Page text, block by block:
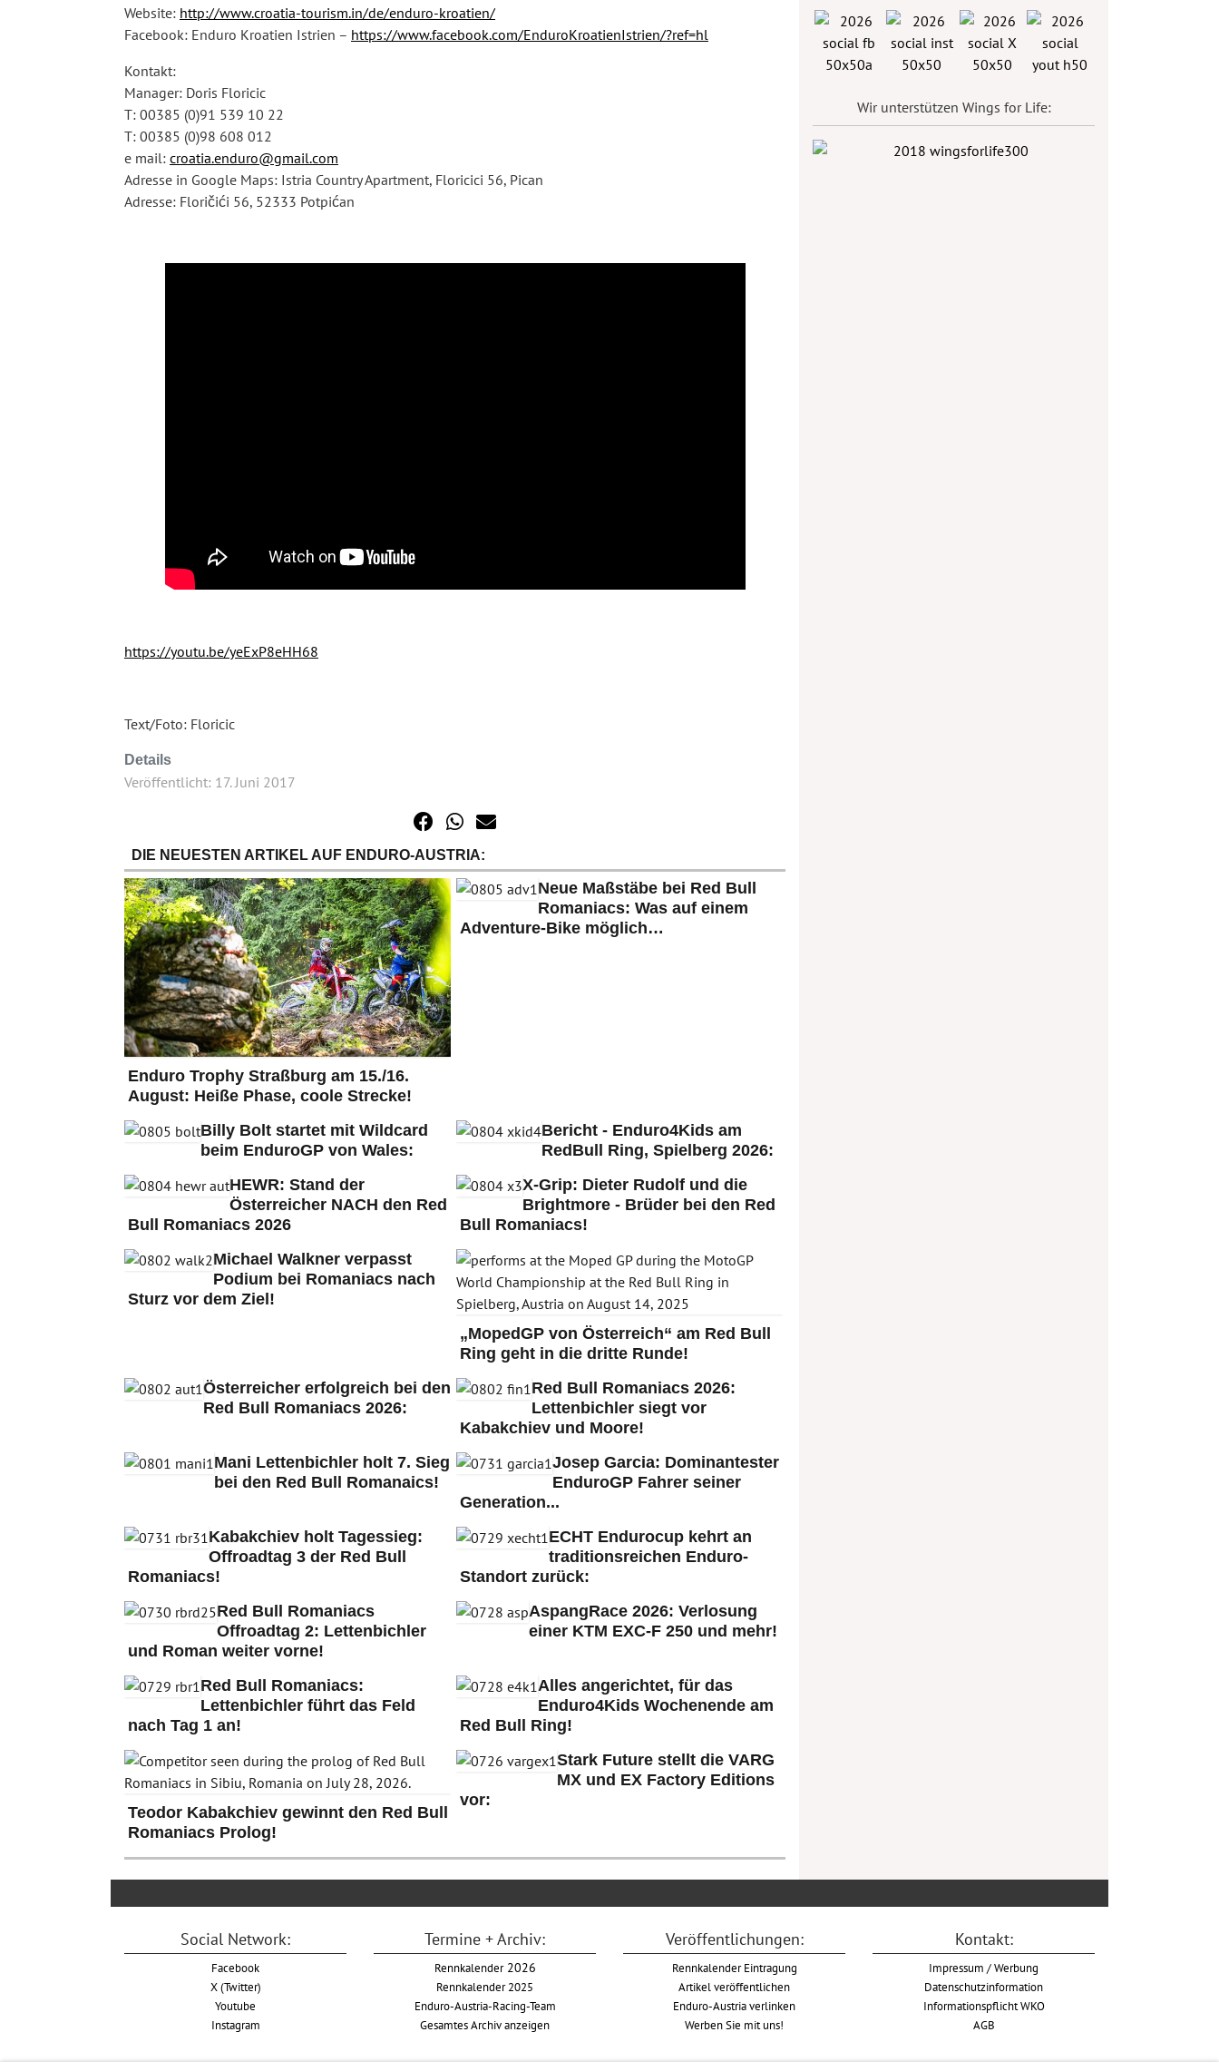
Website: http://www.croatia-tourism.in/de/enduro-kroatien/
Facebook: Enduro Kroatien Istrien – https://www.facebook.com/EnduroKroatienIstrien/?ref=hl
Kontakt:
Manager: Doris Floricic
T: 00385 (0)91 539 10 22
T: 00385 (0)98 608 012
e mail: croatia.enduro@gmail.com
Adresse in Google Maps: Istria Country Apartment, Floricici 56, Pican
Adresse: Floričići 56, 52333 Potpićan
https://youtu.be/yeExP8eHH68
Text/Foto: Floricic
Details
Veröffentlicht: 17. Juni 2017
DIE NEUESTEN ARTIKEL AUF ENDURO-AUSTRIA:
Enduro Trophy Straßburg am 15./16.
August: Heiße Phase, coole Strecke!
Neue Maßstäbe bei Red Bull
Romaniacs: Was auf einem
Adventure-Bike möglich…
Billy Bolt startet mit Wildcard
beim EnduroGP von Wales:
Bericht - Enduro4Kids am
RedBull Ring, Spielberg 2026:
HEWR: Stand der
Österreicher NACH den Red
Bull Romaniacs 2026
X-Grip: Dieter Rudolf und die
Brightmore - Brüder bei den Red
Bull Romaniacs!
Michael Walkner verpasst
Podium bei Romaniacs nach
Sturz vor dem Ziel!
„MopedGP von Österreich“ am Red Bull
Ring geht in die dritte Runde!
Österreicher erfolgreich bei den
Red Bull Romaniacs 2026:
Red Bull Romaniacs 2026:
Lettenbichler siegt vor
Kabakchiev und Moore!
Mani Lettenbichler holt 7. Sieg
bei den Red Bull Romanaics!
Josep Garcia: Dominantester
EnduroGP Fahrer seiner
Generation...
Kabakchiev holt Tagessieg:
Offroadtag 3 der Red Bull
Romaniacs!
ECHT Endurocup kehrt an
traditionsreichen Enduro-
Standort zurück:
Red Bull Romaniacs
Offroadtag 2: Lettenbichler
und Roman weiter vorne!
AspangRace 2026: Verlosung
einer KTM EXC-F 250 und mehr!
Red Bull Romaniacs:
Lettenbichler führt das Feld
nach Tag 1 an!
Alles angerichtet, für das
Enduro4Kids Wochenende am
Red Bull Ring!
Teodor Kabakchiev gewinnt den Red Bull
Romaniacs Prolog!
Stark Future stellt die VARG
MX und EX Factory Editions
vor:
Wir unterstützen Wings for Life:
Social Network:
Facebook
X (Twitter)
Youtube
Instagram
Termine + Archiv:
Rennkalender2026
Rennkalender 2025
Enduro-Austria-Racing-Team
Gesamtes Archiv anzeigen
Veröffentlichungen:
Rennkalender Eintragung
Artikel veröffentlichen
Enduro-Austria verlinken
Werben Sie mit uns!
Kontakt:
Impressum / Werbung
Datenschutzinformation
Informationspflicht WKO
AGB